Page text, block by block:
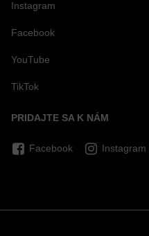
Instagram
Facebook
YouTube
TikTok
PRIDAJTE SA K NÁM
Facebook Instagram